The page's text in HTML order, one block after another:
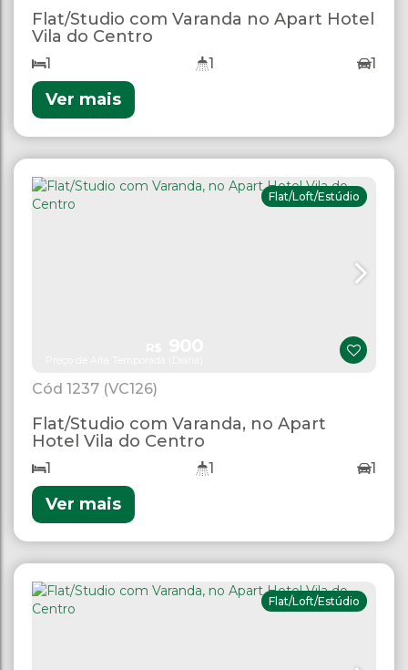
Flat/Studio com Varanda no Apart Hotel
Vila do Centro
1 1 1
Ver mais
1237 (VC126)
Flat/Loft/Estúdio
Flat/Studio com Varanda, no Apart
Hotel Vila do Centro
1 1 1
Ver mais
Flat/Loft/Estúdio